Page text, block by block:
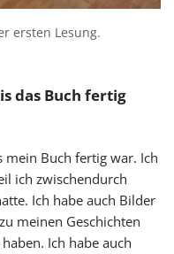
ersten Lesung.
das Buch fertig
mein Buch fertig war. Ich
ich zwischendurch
Ich habe auch Bilder
meinen Geschichten
Ich habe auch